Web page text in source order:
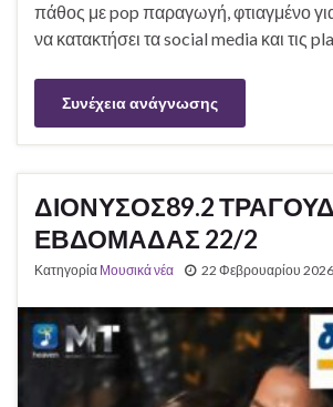
πάθος με pop παραγωγή, φτιαγμένο για
να κατακτήσει τα social media και τις
Συνέχεια ανάγνωσης
ΔΙΟΝΥΣΟΣ89.2
ΕΒΔΟΜΑΔΑΣ 22/2
Κατηγορία Μουσικά νέα 22 Φεβρουαρίου 2026